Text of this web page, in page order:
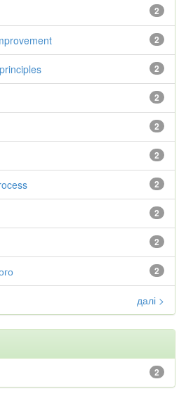
2
2
2
2
2
2
2
2
2
2
далі >
2